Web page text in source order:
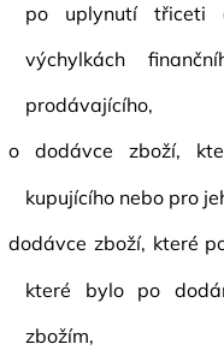
po uplynutí třiceti
výchylkách
prodávajícího,
o dodávce zboží,
kupujícího nebo pro
dodávce zboží, které
které bylo po
zbožím,